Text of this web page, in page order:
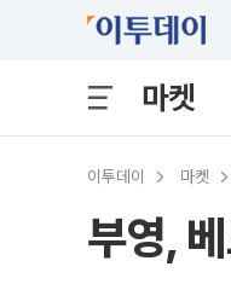
마켓
이투데이 마켓
부영,